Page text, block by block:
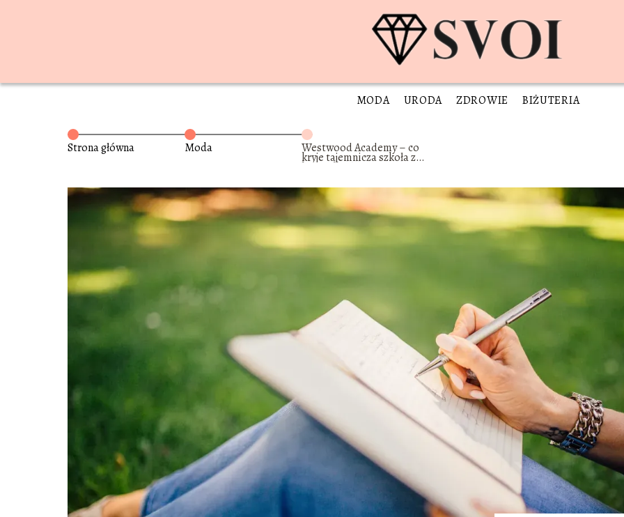
MODA URODA ZDROWIE BIŻUTERIA
Strona główna Moda Westwood Academy – co
kryje tajemnicza szkoła z
bestsellerów?